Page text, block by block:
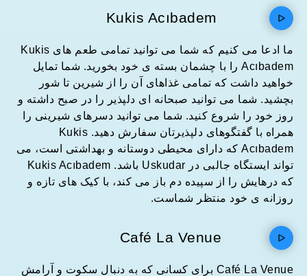
ما ادعا می کنیم که شما می توانید تمامی طعم های Kukis
Acıbadem را با چشمان بسته ی خود بخورید. شما تمایل
خواهید داشت که تمامی غذاهای آن را از شیرین تا شور
بچشید. شما می توانید صبحانه ای دلپذیر را در صبح داشته و
روز خود را شروع کنید. شما می توانید دسرهای شیرینی را
همراه با گفتگوهای دلپذیرتان سفارش دهید. Kukis
Acıbadem که دارای محیطی دوستانه و بهداشتی است، می
تواند ایستگاه جالبی در Uskudar باشد. Kukis Acıbadem
که درهایش را از سپیده دم باز می کند، با کیک های تازه و
روزانه ی خود منتظر شماست.
Café La Venue
Café La Venue برای کسانی که به دنبال سکوت و آرامش